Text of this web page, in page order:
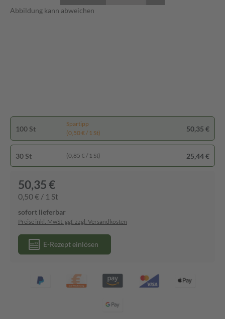
Abbildung kann abweichen
100 St
Spartipp
(0,50 € / 1 St)
50,35 €
30 St (0,85 € / 1 St) 25,44 €
50,35 €
0,50 € / 1 St
sofort lieferbar
Preise inkl. MwSt. ggf. zzgl. Versandkosten
E-Rezept einlösen